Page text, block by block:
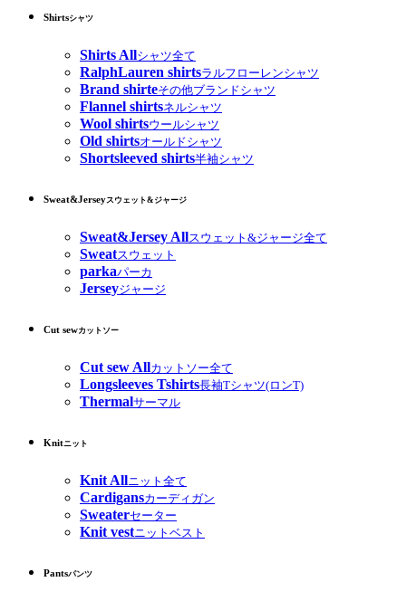
Shirtsシャツ
Shirts Allシャツ全て
RalphLauren shirtsラルフローレンシャツ
Brand shirteその他ブランドシャツ
Flannel shirtsネルシャツ
Wool shirtsウールシャツ
Old shirtsオールドシャツ
Shortsleeved shirts半袖シャツ
Sweat&Jerseyスウェット&ジャージ
Sweat&Jersey Allスウェット&ジャージ全て
Sweatスウェット
parkaパーカ
Jerseyジャージ
Cut sewカットソー
Cut sew Allカットソー全て
Longsleeves Tshirts長袖Tシャツ(ロンT)
Thermalサーマル
Knitニット
Knit Allニット全て
Cardigansカーディガン
Sweaterセーター
Knit vestニットベスト
Pantsパンツ